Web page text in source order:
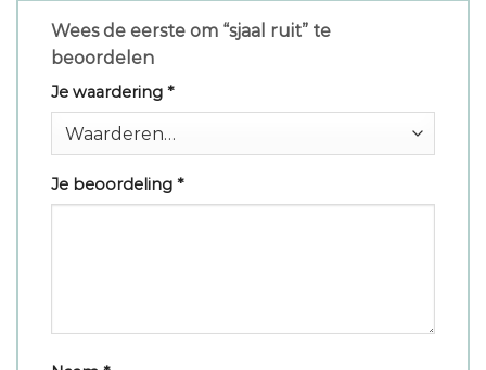
Wees de eerste om “sjaal ruit” te
beoordelen
Je waardering *
Je beoordeling *